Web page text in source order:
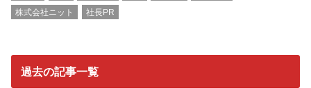
株式会社ニット
社長PR
過去の記事一覧